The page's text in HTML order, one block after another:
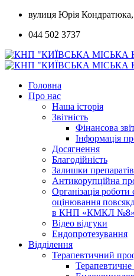
Skip
content
вулиця Юрія Кондратюка,
044 502 3737
Головна
Про нас
Наша історія
Звітність
Фінансова
Інформація
Досягнення
Благодійність
Залишки препаратів
Антикорупційна
Організація
оцінювання
в КНП «КМКЛ №8»
Відео відгуки
Ендопротезування
Відділення
Терапевтичний
Терапевтичне